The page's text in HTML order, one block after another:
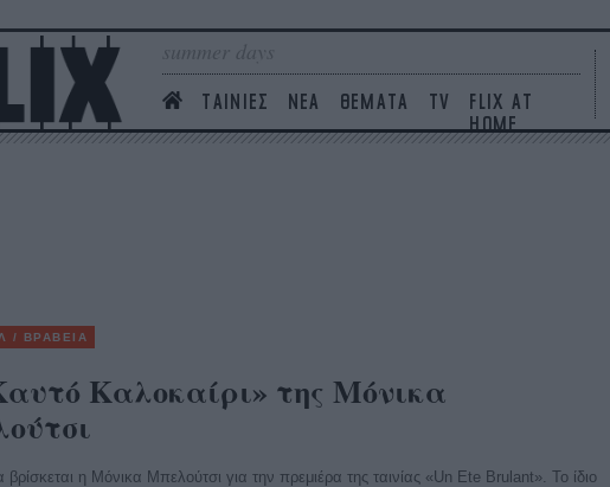
summer days
ΤΑΙΝΙΕΣ ΝΕΑ ΘΕΜΑΤΑ TV
FLIX AT
HOME
/ ΒΡΑΒΕΙΑ
Καλοκαίρι» της Μόνικα
βρίσκεται η Μόνικα Μπελούτσι για την πρεμιέρα της ταινίας «Un Ete Brulant». Το ίδιο